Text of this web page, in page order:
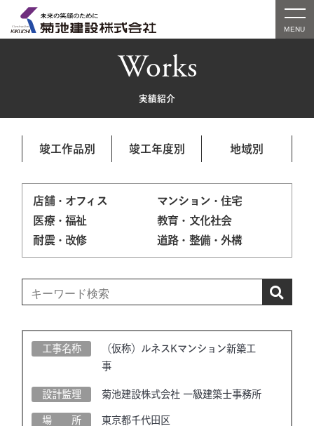
Works
実績紹介
竣工作品別 竣工年度別 地域別
店舗・オフィス
マンション・住宅
医療・福祉
教育・文化社会
耐震・改修
道路・整備・外構
工事名称
（仮称）ルネスKマンション新築工
事
設計監理 菊池建設株式会社 一級建築士事務所
場 所 東京都千代田区